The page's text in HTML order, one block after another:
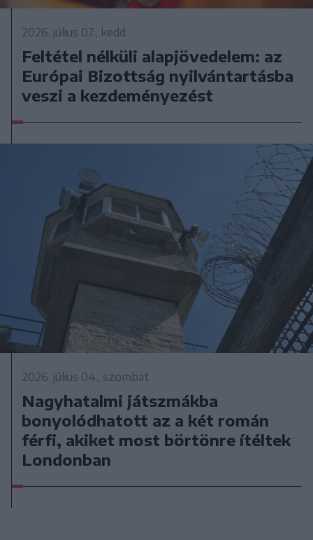
2026. július 07., kedd
Feltétel nélküli alapjövedelem: az
Európai Bizottság nyilvántartásba
veszi a kezdeményezést
2026. július 04., szombat
Nagyhatalmi játszmákba
bonyolódhatott az a két román
férfi, akiket most börtönre ítéltek
Londonban